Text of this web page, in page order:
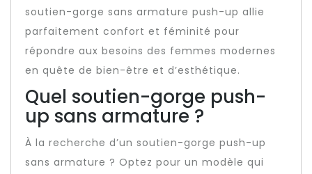
soutien-gorge sans armature push-up allie
parfaitement confort et féminité pour
répondre aux besoins des femmes modernes
en quête de bien-être et d’esthétique.
Quel soutien-gorge push-
up sans armature ?
À la recherche d’un soutien-gorge push-up
sans armature ? Optez pour un modèle qui